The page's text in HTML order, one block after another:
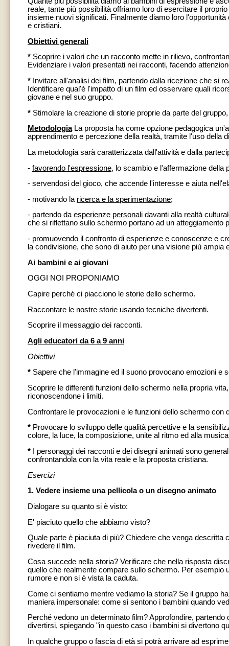
reale, tante più possibilità offriamo loro di esercitare il
insieme nuovi significati. Finalmente diamo loro
e cristiani.
Obiettivi generali
* Scoprire i valori che un racconto mette in rilievo,
Evidenziare i valori presentati nei racconti, facendo
* Invitare all'analisi dei film, partendo dalla ricezione che si
Identificare qual'è l'impatto di un film ed osservare quali
giovane e nel suo gruppo.
* Stimolare la creazione di storie proprie da parte del
MetodologiaLa proposta ha come opzione pedagogica
apprendimento e percezione della realtà, tramite l'uso
La metodologia sarà caratterizzata dall'attività e dalla
- favorendo l'espressione, lo scambio e l'affermazione della
- servendosi del gioco, che accende l'interesse e aiuta
- motivando la ricerca e la sperimentazione;
- partendo daesperienze personali davanti alla realtà
che si riflettano sullo schermo portano ad un atteggiamento
- promuovendo il confronto di esperienze e conoscenze e
la condivisione, che sono di aiuto per una visione più
Ai bambini e ai giovani
OGGI NOI PROPONIAMO
Capire perché ci piacciono le storie dello schermo.
Raccontare le nostre storie usando tecniche divertenti.
Scoprire il messaggio dei racconti.
Agli educatori da 6 a 9 anni
Obiettivi
* Sapere che l'immagine ed il suono provocano emozioni e
Scoprire le differenti funzioni dello schermo nella propria
riconoscendone i limiti.
Confrontare le provocazioni e le funzioni dello schermo
* Provocare lo sviluppo delle qualità percettive e la
colore, la luce, la composizione, unite al ritmo ed alla
* I personaggi dei racconti e dei disegni animati sono
confrontandola con la vita reale e la proposta cristiana.
Esercizi
1. Vedere insieme una pellicola o un disegno animato
Dialogare su quanto si è visto:
E' piaciuto quello che abbiamo visto?
Quale parte è piaciuta di più? Chiedere che venga
rivedere il film.
Cosa succede nella storia? Verificare che nella risposta
quello che realmente compare sullo schermo. Per esempio
rumore e non si è vista la caduta.
Come ci sentiamo mentre vediamo la storia? Se il gruppo
maniera impersonale: come si sentono i bambini quando
Perché vedono un determinato film? Approfondire,
divertirsi, spiegando "in questo caso i bambini si divertono
In qualche gruppo o fascia di età si potrà arrivare ad